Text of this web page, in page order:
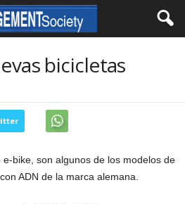
bicicletas
bike, son algunos de los modelos de
ADN de la marca alemana.